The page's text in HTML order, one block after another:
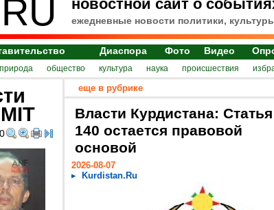
новостной сайт о
ежедневные новости политики,
Диаспора Фото Видео
природа общество культура наука происшествия
0
еще в рубрике
Власти Курдистана: Статья
140 остается правовой
основой
2026-08-07
Kurdistan.Ru